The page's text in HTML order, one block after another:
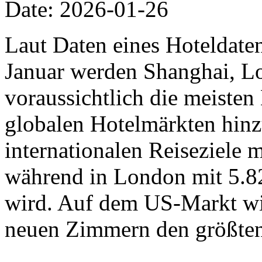
Date: 2026-01-26
Laut Daten eines
Januar werden Shanghai,
voraussichtlich die
globalen Hotelmärkten
internationalen Reiseziele
während in London mit
wird. Auf dem US-Markt
neuen Zimmern den